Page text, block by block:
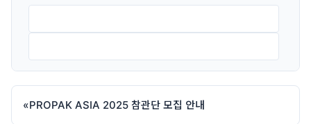
«PROPAK ASIA 2025 참관단 모집 안내